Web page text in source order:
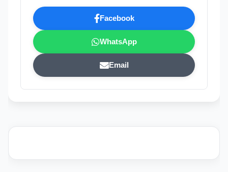
Facebook
WhatsApp
Email